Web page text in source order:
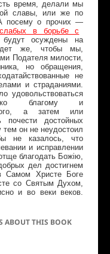
время, делали мы
славы, или же по
А посему о прочих —
в борьбе с
осуждены на
же, чтобы мы,
Подателя милости,
но обращения,
не
и страданиями.
удовольствоваться
ко благому и
а затем или
почести достойных
он не неудостоил
не казалось, что
и исправлении
благодать Божiю,
дел достигнем
Самом Христе Боге
со Святым Духом,
и во веки веков.
THIS BOOK